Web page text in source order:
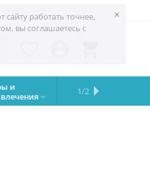
×
сайту работать точнее,
вы соглашаетесь с
и

Сервисный
центр
Сравните
iPhone
Подарки
на все
случаи
Запчасти
Бренды
1/2